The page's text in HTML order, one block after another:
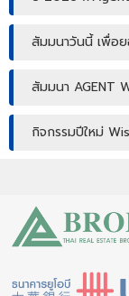
สัมมนาวันนี้ เพื่อย
สัมมนา AGENT
กิจกรรมปีใหม่
เปิดบ้านยังไง…ให้
สัมมนา เตรียมพ
อนุญาตก่อสร้าง